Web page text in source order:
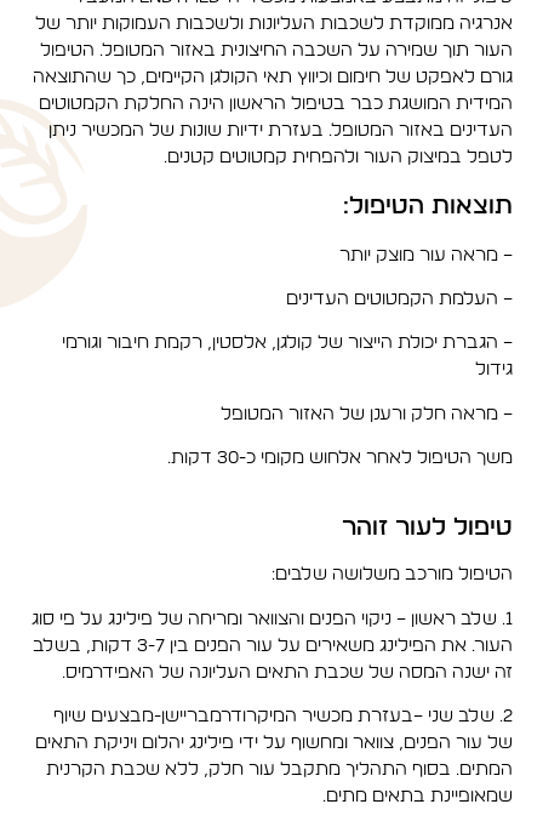
אנרגיה ממוקדת לשכבות העליונות ולשכבות העמוקות יותר של
העור תוך שמירה על השכבה החיצונית באזור המטופל. הטיפול
גורם לאפקט של חימום וכיווץ תאי הקולגן הקיימים, כך שהתוצאה
המידית המושגת כבר בטיפול הראשון הינה החלקת הקמטוטים
העדינים באזור המטופל. בעזרת ידיות שונות של המכשיר ניתן
לטפל במיצוק העור ולהפחית קמטוטים קטנים.
תוצאות הטיפול:
– מראה עור מוצק יותר
– העלמת הקמטוטים העדינים
– הגברת יכולת הייצור של קולגן, אלסטין, רקמת חיבור וגורמי
גידול
– מראה חלק ורענן של האזור המטופל
משך הטיפול לאחר אלחוש מקומי כ-30 דקות.
טיפול לעור זוהר
הטיפול מורכב משלושה שלבים:
1. שלב ראשון – ניקוי הפנים והצוואר ומריחה של פילינג על פי סוג
העור. את הפילינג משאירים על עור הפנים בין 3-7 דקות, בשלב
זה ישנה המסה של שכבת התאים העליונה של האפידרמיס.
2. שלב שני –בעזרת מכשיר המיקרודרמבריישן-מבצעים שיוף
של עור הפנים, צוואר ומחשוף על ידי פילינג יהלום ויניקת התאים
המתים. בסוף התהליך מתקבל עור חלק, ללא שכבת הקרנית
שמאופיינת בתאים מתים.